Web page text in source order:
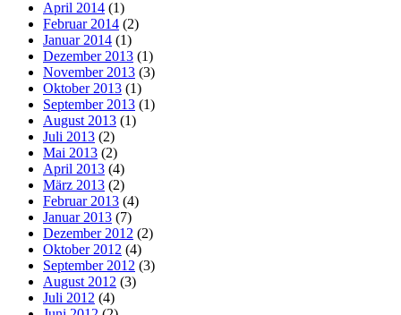
April 2014 (1)
Februar 2014 (2)
Januar 2014 (1)
Dezember 2013 (1)
November 2013 (3)
Oktober 2013 (1)
September 2013 (1)
August 2013 (1)
Juli 2013 (2)
Mai 2013 (2)
April 2013 (4)
März 2013 (2)
Februar 2013 (4)
Januar 2013 (7)
Dezember 2012 (2)
Oktober 2012 (4)
September 2012 (3)
August 2012 (3)
Juli 2012 (4)